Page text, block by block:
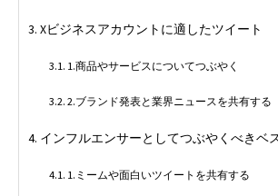
Xビジネスアカウントに適したツイート
1.商品やサービスについてつぶやく
2.ブランド発表と業界ニュースを共有する
インフルエンサーとしてつぶやくべきベ
1.ミームや面白いツイートを共有する